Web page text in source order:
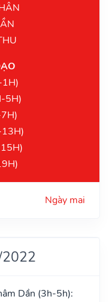
5H)
Ngày mai
Dần (3h-5h):